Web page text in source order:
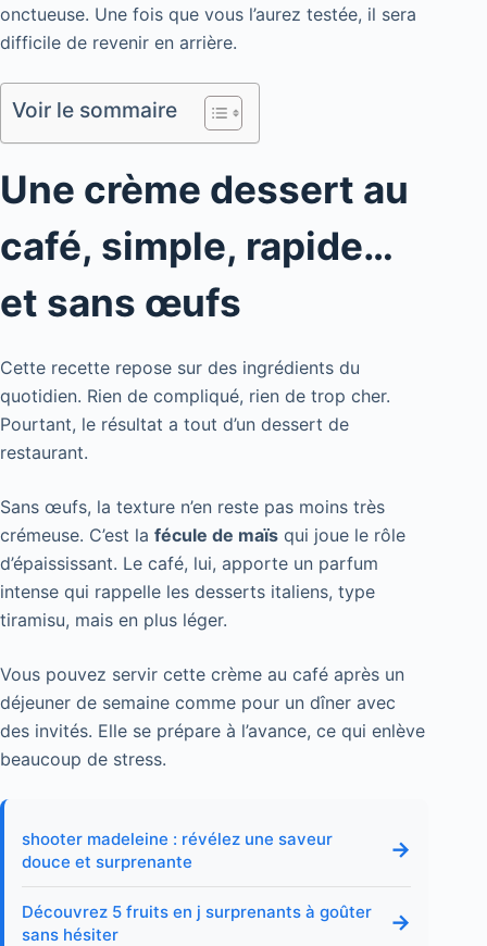
onctueuse. Une fois que vous l’aurez testée, il sera
difficile de revenir en arrière.
Voir le sommaire
Une crème dessert au
café, simple, rapide…
et sans œufs
Cette recette repose sur des ingrédients du
quotidien. Rien de compliqué, rien de trop cher.
Pourtant, le résultat a tout d’un dessert de
restaurant.
Sans œufs, la texture n’en reste pas moins très
crémeuse. C’est la fécule de maïs qui joue le rôle
d’épaississant. Le café, lui, apporte un parfum
intense qui rappelle les desserts italiens, type
tiramisu, mais en plus léger.
Vous pouvez servir cette crème au café après un
déjeuner de semaine comme pour un dîner avec
des invités. Elle se prépare à l’avance, ce qui enlève
beaucoup de stress.
shooter madeleine : révélez une saveur
douce et surprenante
→
Découvrez 5 fruits en j surprenants à goûter
sans hésiter
→